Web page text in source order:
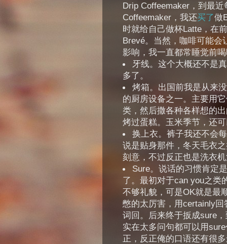
Drip Coffeemaker，到最
Coffeemaker，我还买了做
时就给自己做杯Latte，在
Brevé。当然，咖啡可能会
影响，我一直都常睡觉前
牙线。这个大概还不是
多了。
烤箱。出国前我是从来
的厨房设备之一。主要用
类，然后撒各种各样想的
烤过蛋糕。玉米季节，还
换上衣。裤子我还不会
说是贴身那件，冬天毛衣
刻意，不过反正也是洗衣
Sure。说话的习惯肯定
了。最初对于can you之类
不够礼貌，可是OK就是最
憋的太厉害，用certainly
词回。后来终于扳成sure
实在太多问句都可以用
正，反正俺的口语还有很